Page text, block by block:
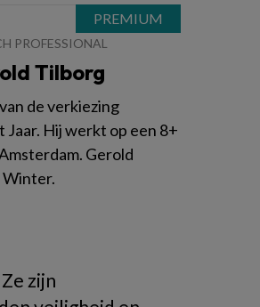
PROFESSIONAL
Tilborg
de verkiezing
Jaar. Hij werkt op een 8+
Gerold
Winter.
zijn